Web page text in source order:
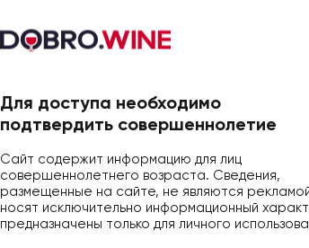
Для доступа необходимо
подтвердить совершеннолетие
Сайт содержит информацию для лиц
совершеннолетнего возраста. Сведения,
размещенные на сайте, не являются
носят исключительно информационный
предназначены только для личного